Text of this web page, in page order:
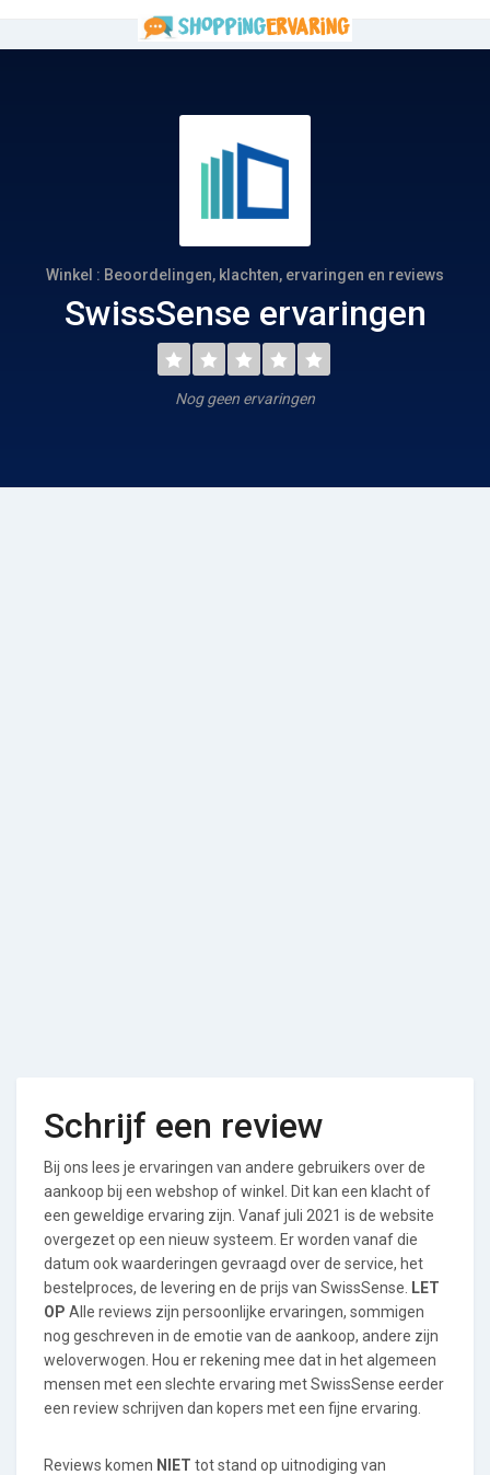
Winkel : Beoordelingen, klachten, ervaringen en reviews
SwissSense ervaringen
Nog geen ervaringen
Schrijf een review
Bij ons lees je ervaringen van andere gebruikers over de
aankoop bij een webshop of winkel. Dit kan een klacht of
een geweldige ervaring zijn. Vanaf juli 2021 is de website
overgezet op een nieuw systeem. Er worden vanaf die
datum ook waarderingen gevraagd over de service, het
bestelproces, de levering en de prijs van SwissSense.
LET
OP Alle reviews zijn persoonlijke ervaringen, sommigen
nog geschreven in de emotie van de aankoop, andere zijn
weloverwogen. Hou er rekening mee dat in het algemeen
mensen met een slechte ervaring met SwissSense eerder
een review schrijven dan kopers met een fijne ervaring.
Reviews komen NIET tot stand op uitnodiging van